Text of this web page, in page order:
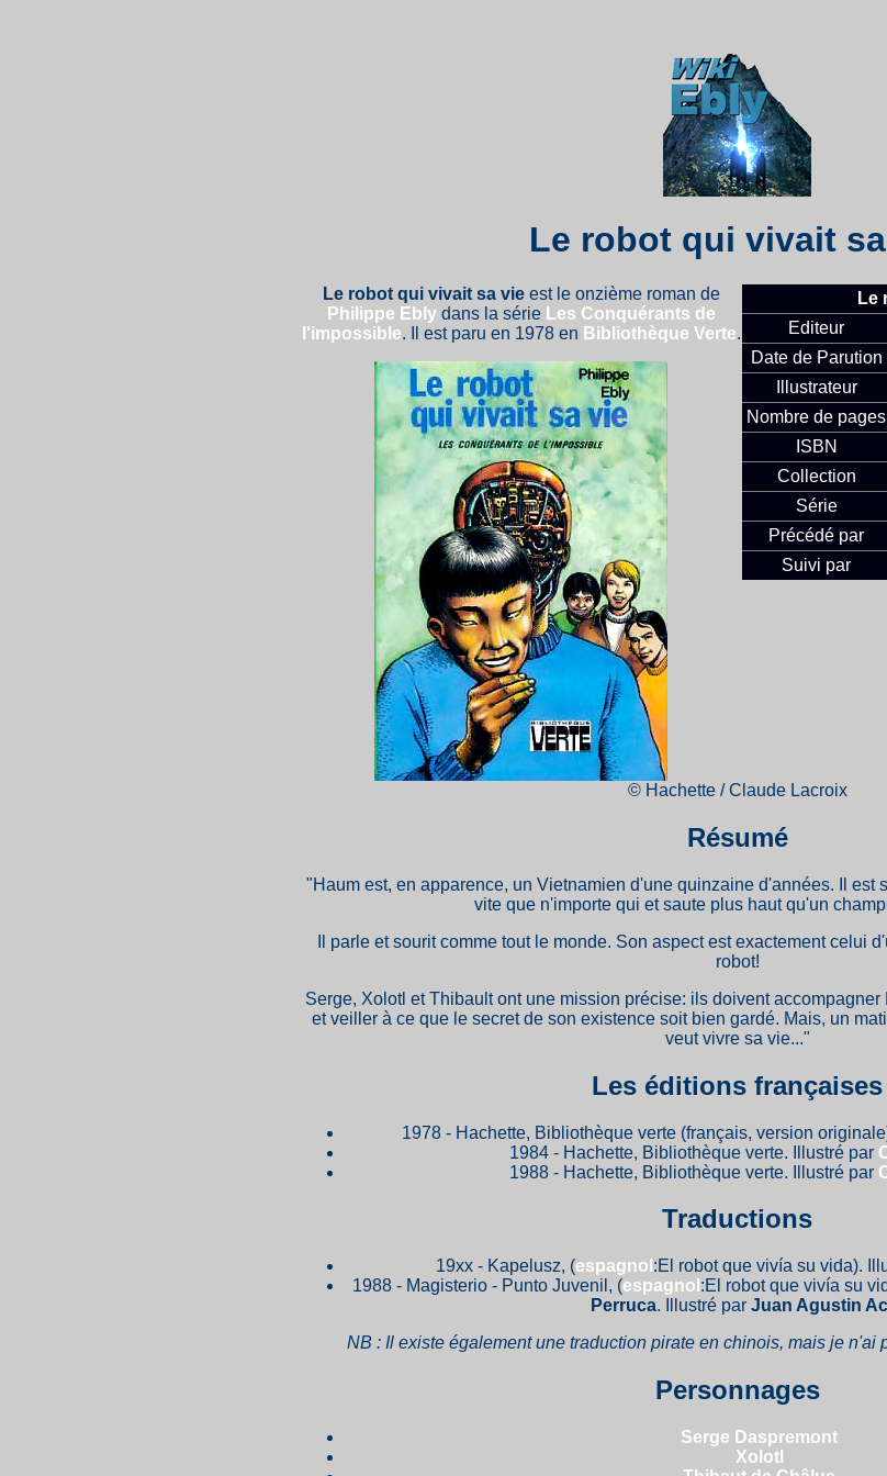
Le robot qui vivait
Le
Editeur
Date de Parution
Illustrateur
Nombre de pages
ISBN
Collection
Série
Précédé par
Suivi par
Le robot qui vivait sa vieest le onzième roman de
Philippe Eblydans la série Les Conquérants de
l'impossible. Il est paru en 1978 en Bibliothèque Verte.
© Hachette / Claude Lacroix
Résumé
"Haum est, en apparence, un Vietnamien d'une quinzaine d'années. Il est
vite que n'importe qui et saute plus haut qu'un
Il parle et sourit comme tout le monde. Son aspect est exactement celui
robot!
Serge, Xolotl et Thibault ont une mission précise: ils doivent
et veiller à ce que le secret de son existence soit bien gardé. Mais, un
veut vivre sa vie..."
Les éditions françaises
1978 - Hachette, Bibliothèque verte (français, version
1984 - Hachette, Bibliothèque verte. Illustré par
1988 - Hachette, Bibliothèque verte. Illustré par
Traductions
19xx - Kapelusz, (espagnol :El robot que vivía su vida).
1988 - Magisterio - Punto Juvenil, (espagnol :El robot que vivía su
Perruca. Illustré par Juan Agustin
NB : Il existe également une traduction pirate en chinois, mais je n'ai
Personnages
Serge Daspremont
Xolotl